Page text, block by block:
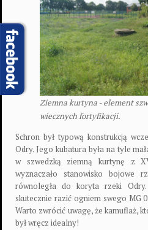
Ziemna kurtyna - element
wiecznych fortyfikacji.
Schron był typową konstrukcją
Odry. Jego kubatura była na tyle
w szwedzką ziemną kurtynę z
wyznaczało stanowisko bojowe
równoległa do koryta rzeki
skutecznie razić ogniem swego MG
Warto zwrócić uwagę, że kamuflaż,
był wręcz idealny!